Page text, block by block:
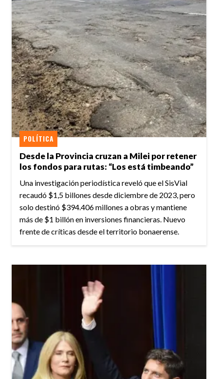
Desde la Provincia cruzan a Milei por retener
los fondos para rutas: “Los está timbeando”
POLÍTICA
Una investigación periodística reveló que el SisVial
recaudó $1,5 billones desde diciembre de 2023, pero
solo destinó $394.406 millones a obras y mantiene
más de $1 billón en inversiones financieras. Nuevo
frente de críticas desde el territorio bonaerense.